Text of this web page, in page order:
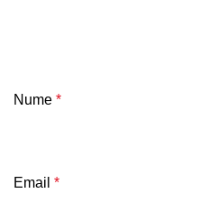
Nume *
Email *